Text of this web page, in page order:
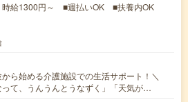
時給1300円～ ■週払いOK ■扶養内OK
ら始める介護施設での生活サポート！＼
って、うんうんとうなずく」「天気が…